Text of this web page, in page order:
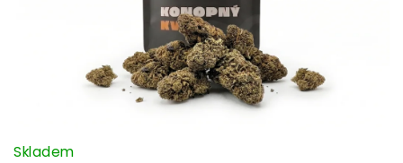
Skladem